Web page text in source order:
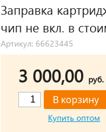
Заправка
чип не вкл. в
Артикул: 66623445
3 000,00 руб.
Купить оптом